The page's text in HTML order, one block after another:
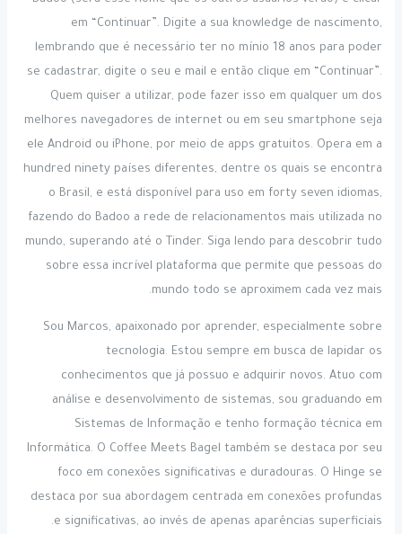
em “Continuar”. Digite a sua knowledge de nascimento,
lembrando que é necessário ter no mínio 18 anos para poder
se cadastrar, digite o seu e mail e então clique em “Continuar”.
Quem quiser a utilizar, pode fazer isso em qualquer um dos
melhores navegadores de internet ou em seu smartphone seja
ele Android ou iPhone, por meio de apps gratuitos. Opera em a
hundred ninety países diferentes, dentre os quais se encontra
o Brasil, e está disponível para uso em forty seven idiomas,
fazendo do Badoo a rede de relacionamentos mais utilizada no
mundo, superando até o Tinder. Siga lendo para descobrir tudo
sobre essa incrível plataforma que permite que pessoas do
mundo todo se aproximem cada vez mais.
Sou Marcos, apaixonado por aprender, especialmente sobre
tecnologia. Estou sempre em busca de lapidar os
conhecimentos que já possuo e adquirir novos. Atuo com
análise e desenvolvimento de sistemas, sou graduando em
Sistemas de Informação e tenho formação técnica em
Informática. O Coffee Meets Bagel também se destaca por seu
foco em conexões significativas e duradouras. O Hinge se
destaca por sua abordagem centrada em conexões profundas
e significativas, ao invés de apenas aparências superficiais.